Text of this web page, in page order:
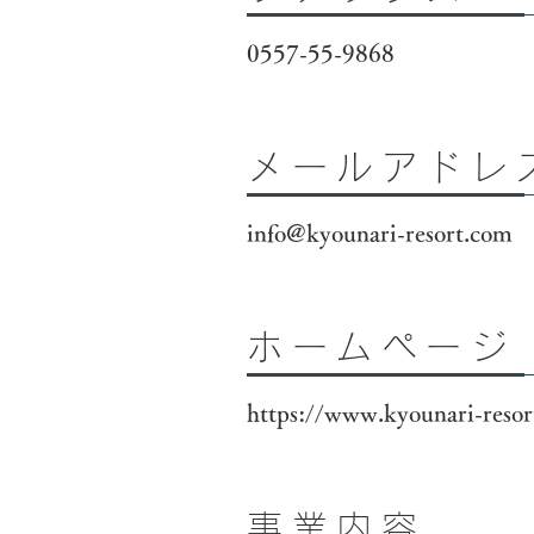
0557-55-9868
メールアドレ
info@kyounari-resort.com
ホームページ
https://www.kyounari-